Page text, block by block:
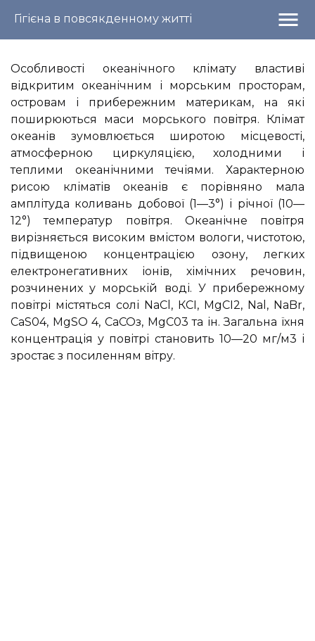
Гігієна в повсякденному житті menu
Особливості океанічного клімату властиві
відкритим океанічним і морським просторам,
островам і прибережним материкам, на які
поширюються маси морського повітря. Клімат
океанів зумовлюється широтою місцевості,
атмосферною циркуляцією, холодними і
теплими океанічними течіями. Характерною
рисою кліматів океанів є порівняно мала
амплітуда коливань добової (1—3°) і річної (10—
12°) температур повітря. Океанічне повітря
вирізняється високим вмістом вологи, чистотою,
підвищеною концентрацією озону, легких
електронегативних іонів, хімічних речовин,
розчинених у морській воді. У прибережному
повітрі містяться солі NaCl, КСІ, MgCI2, Nal, NaBr,
CaS04, MgSO 4, СаСОз, MgC03 та ін. Загальна їхня
концентрація у повітрі становить 10—20 мг/м3 і
зростає з посиленням вітру.